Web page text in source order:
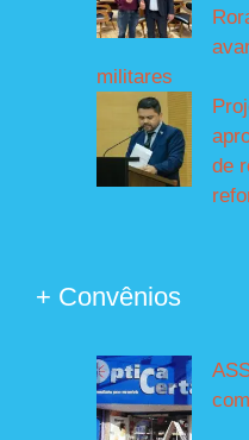
militares
de
+ Convênios